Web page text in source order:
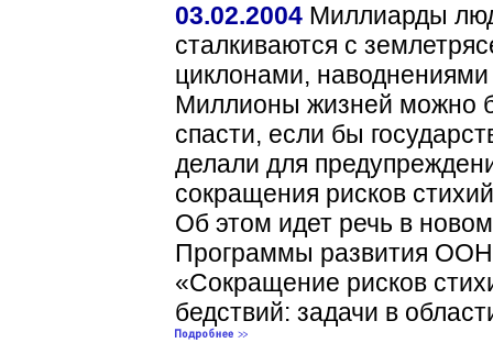
03.02.2004 Миллиарды
сталкиваются с
циклонами,
Миллионы жизней можно
спасти, если бы
делали для
сокращения рисков
Об этом идет речь в
Программы развития
«Сокращение рисков
бедствий: задачи в